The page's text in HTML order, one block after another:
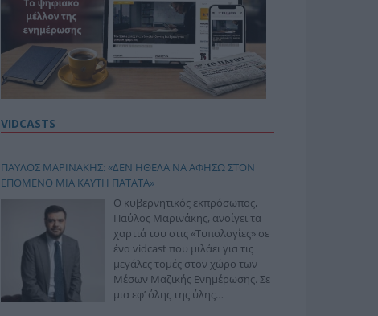
VIDCASTS
ΠΑΥΛΟΣ ΜΑΡΙΝΑΚΗΣ: «ΔΕΝ ΗΘΕΛΑ ΝΑ ΑΦΗΣΩ ΣΤΟΝ
ΕΠΟΜΕΝΟ ΜΙΑ ΚΑΥΤΗ ΠΑΤΑΤΑ»
Ο κυβερνητικός εκπρόσωπος,
Παύλος Μαρινάκης, ανοίγει τα
χαρτιά του στις «Τυπολογίες» σε
ένα vidcast που μιλάει για τις
μεγάλες τομές στον χώρο των
Μέσων Μαζικής Ενημέρωσης. Σε
μια εφ’ όλης της ύλης